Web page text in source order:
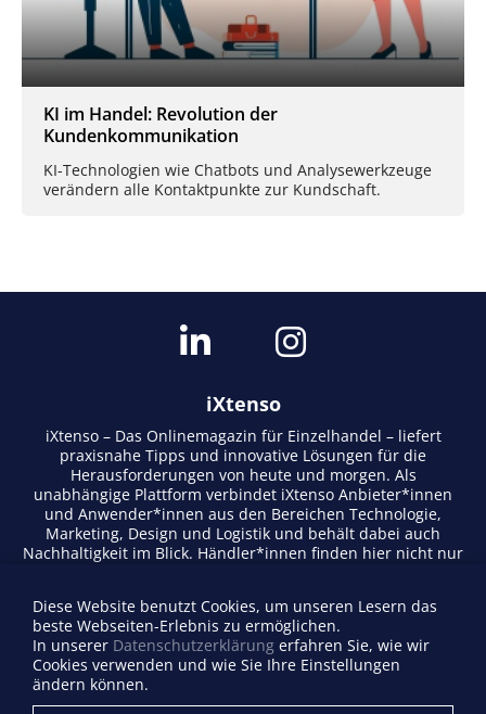
KI im Handel: Revolution der
Kundenkommunikation
KI-Technologien wie Chatbots und Analysewerkzeuge
verändern alle Kontaktpunkte zur Kundschaft.
iXtenso
iXtenso – Das Onlinemagazin für Einzelhandel – liefert
praxisnahe Tipps und innovative Lösungen für die
Herausforderungen von heute und morgen. Als
unabhängige Plattform verbindet iXtenso Anbieter*innen
und Anwender*innen aus den Bereichen Technologie,
Marketing, Design und Logistik und behält dabei auch
Nachhaltigkeit im Blick. Händler*innen finden hier nicht nur
lebendigen Schreibstil und relevantem Content fördert das
Magazin den Austausch innerhalb der Retail-Community.
Ob digitale Trends oder praktische Alltagstipps – iXtenso
macht Wissen für den Handel zugänglich.
Diese Website benutzt Cookies, um unseren Lesern das
beste Webseiten-Erlebnis zu ermöglichen.
In unserer Datenschutzerklärung erfahren Sie, wie wir
Cookies verwenden und wie Sie Ihre Einstellungen
ändern können.